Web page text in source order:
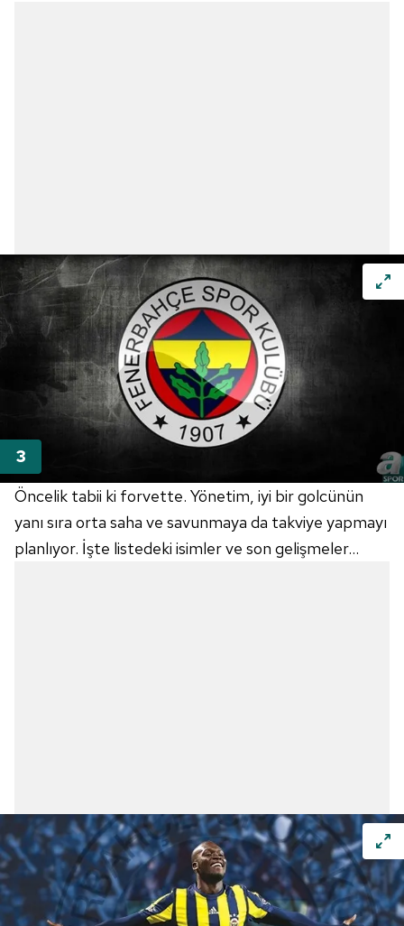
Öncelik tabii ki forvette. Yönetim, iyi bir golcünün
yanı sıra orta saha ve savunmaya da takviye yapmayı
planlıyor. İşte listedeki isimler ve son gelişmeler...